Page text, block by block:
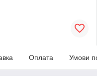
Оплата Умови